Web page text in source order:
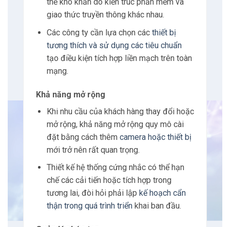
xôi hoặc các cơ sở tạm thời
kết nối LTE cung cấp một giải
phápthay thế mạnh mẽ.
Hơn nữa, khả năng chuyển đổi giữa các
mạng di động khác nhau của RUT360
một mạng gặp sự cố.
Khả năng chuyển đổi dự phòng này đảm
bảo rằng các hệ thống giám sát tiếp tục
giám sát an ninh mọi lúc.
Hiệu quả về chi phí
Tận dụng kết nối LTE tốc độ cao